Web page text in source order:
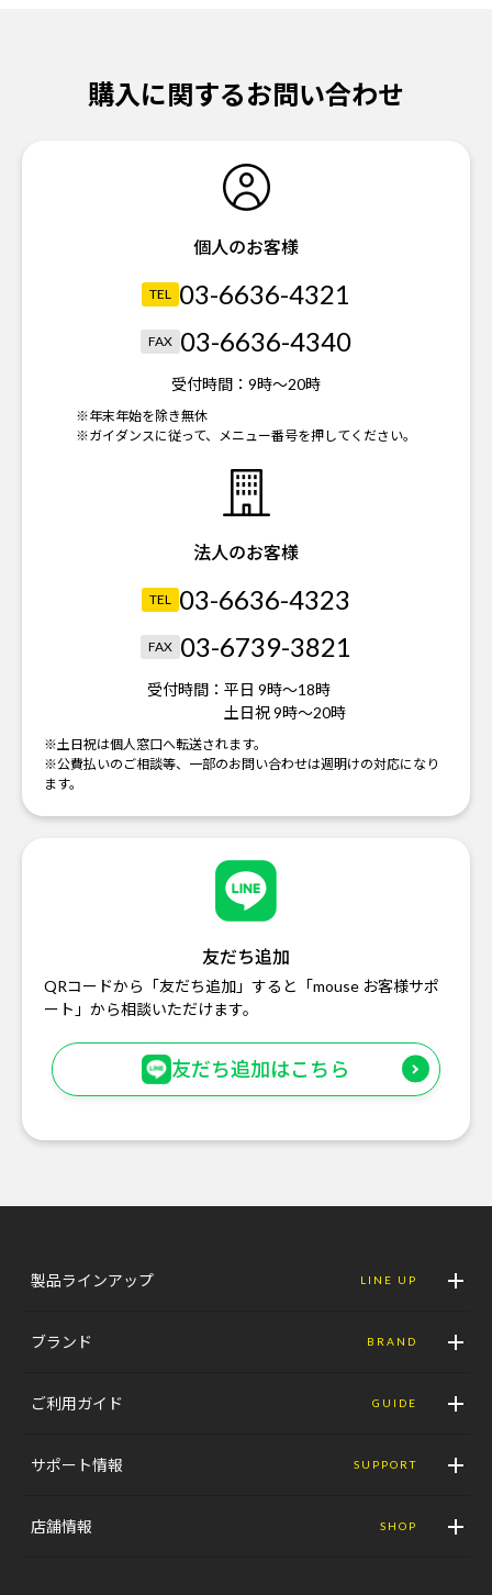
購入に関するお問い合わせ
個人のお客様
TEL 03-6636-4321
FAX 03-6636-4340
受付時間： 9時～20時
※年末年始を除き無休
※ガイダンスに従って、メニュー番号を押してください。
法人のお客様
TEL 03-6636-4323
FAX 03-6739-3821
受付時間： 平日 9時～18時
土日祝 9時～20時
※土日祝は個人窓口へ転送されます。
※公費払いのご相談等、一部のお問い合わせは週明けの対応になり
ます。
友だち追加
QRコードから「友だち追加」すると「mouse お客様サポ
ート」から相談いただけます。
友だち追加はこちら
製品ラインアップ LINE UP
ブランド BRAND
ご利用ガイド GUIDE
サポート情報 SUPPORT
店舗情報 SHOP